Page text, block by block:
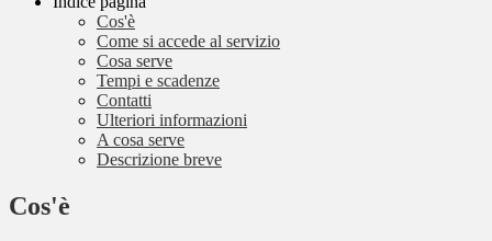
Cos'è
Come si accede al servizio
Cosa serve
Tempi e scadenze
Contatti
Ulteriori informazioni
A cosa serve
Descrizione breve
Cos'è